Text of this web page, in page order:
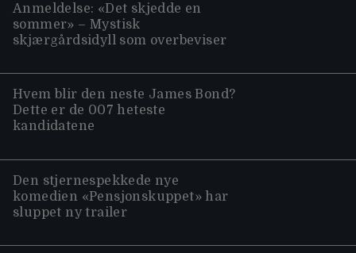
Anmeldelse: «Det skjedde en
sommer» – Mystisk
skjærgårdsidyll som overbeviser
Hvem blir den neste James Bond?
Dette er de 007 heteste
kandidatene
Den stjernespekkede nye
komedien «Pensjonskuppet» har
sluppet ny trailer